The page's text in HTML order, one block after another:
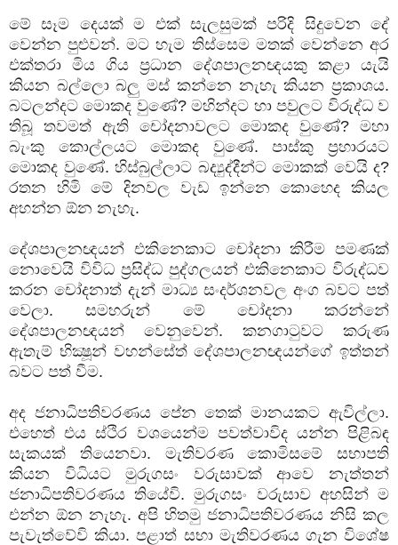
මේ සෑම දෙයක් ම එක් සැලසුමක් පරිදි සිදුවෙන දේ
වෙන්න පුළුවන්. මට හැම තිස්සෙම මතක් වෙන්නෙ අර
එක්තරා මිය ගිය ප්‍රධාන දේශපාලනඥයකු කළා යැයි
කියන බල්ලො බලු මස් කන්නෙ නැහැ කියන ප්‍රකාශය.
බටලන්දට මොකද වුණේ? මහින්දට හා පවුලට විරුද්ධ ව
තිබූ තවමත් ඇති චෝදනාවලට මොකද වුණේ? මහා
බැංකු කොල්ලයට මොකද වුණේ. පාස්කු ප්‍රහාරයට
මොකද වුණේ. හිස්බුල්ලාට බද්‍යුද්දීන්ට මොකක් වෙයි ද?
රතන හිමි මේ දිනවල වැඩ ඉන්නෙ කොහෙද කියල
අහන්න ඕන නැහැ.
දේශපාලනඥයන් එකිනෙකාට චෝදනා කිරීම පමණක්
නොවෙයි විවිධ ප්‍රසිද්ධ පුද්ගලයන් එකිනෙකාට විරුද්ධව
කරන චෝදනාත් දැන් මාධ්‍ය සංදර්ශනවල අංග බවට පත්
වෙලා. සමහරුන් මේ චෝදනා කරන්නේ
දේශපාලනඥයන් වෙනුවෙන්. කනගාටුවට කරුණ
ඇතැම් භික්‍ෂූන් වහන්සේත් දේශපාලනඥයන්ගේ ඉත්තන්
බවට පත් වීම.
අද ජනාධිපතිවරණය පේන තෙක් මානයකට ඇවිල්ලා.
එහෙත් එය ස්ථිර වශයෙන්ම පවත්වාවිද යන්න පිළිබඳ
සැකයක් තියෙනවා. මැතිවරණ කොමිසමේ සභාපති
කියන විධියට මුරුගසං වරුසාවක් ආවෙ නැත්තන්
ජනාධිපතිවරණය තියේවි. මුරුගසං වරුසාව අහසින් ම
එන්න ඕන නැහැ. අපි හිතමු ජනාධිපතිවරණය නිසි කල
පැවැත්වේවි කියා. පළාත් සභා මැතිවරණය ගැන විශේෂ